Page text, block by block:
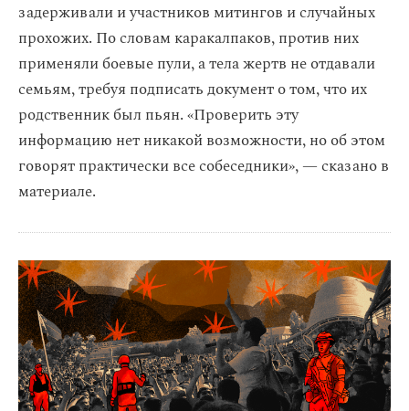
задерживали и участников митингов и случайных
прохожих. По словам каракалпаков, против них
применяли боевые пули, а тела жертв не отдавали
семьям, требуя подписать документ о том, что их
родственник был пьян. «Проверить эту
информацию нет никакой возможности, но об этом
говорят практически все собеседники», — сказано в
материале.